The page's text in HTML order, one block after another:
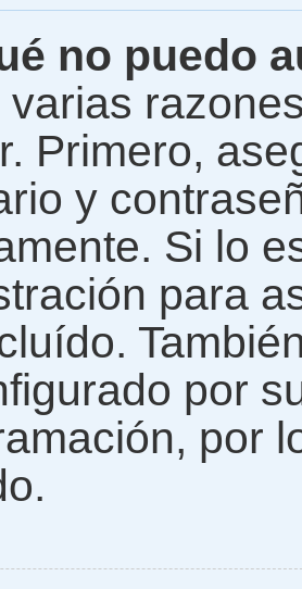
no puedo
varias
Primero,
y
Si lo
para
por
por